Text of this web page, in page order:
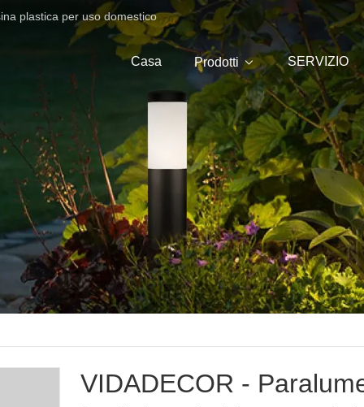
plastica per uso domestico
Casa Prodotti SERVIZIO
VIDADECOR -